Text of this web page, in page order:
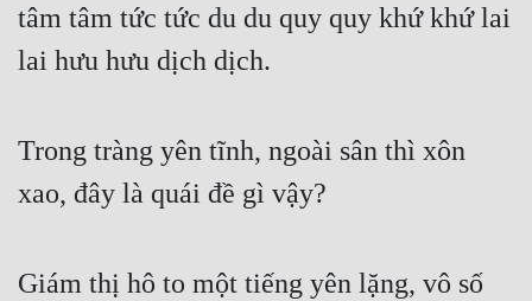
Võng Du
Xuyên Không
Xuyên Sách
Xuyên Thư
tâm tâm tức tức du du quy quy khứ khứ lai
lai hưu hưu dịch dịch.
Trong tràng yên tĩnh, ngoài sân thì xôn
xao, đây là quái đề gì vậy?
Giám thị hô to một tiếng yên lặng, vô số